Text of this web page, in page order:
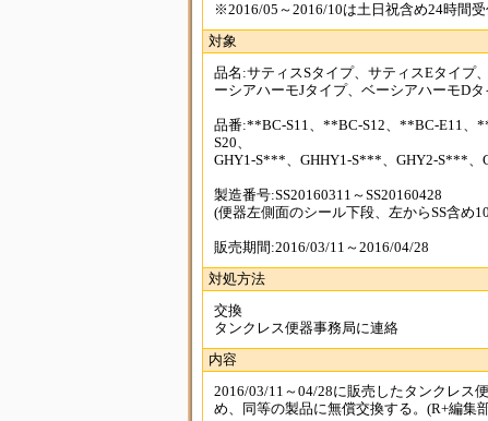
※2016/05～2016/10は土日祝含め24時間受
対象
品名:サティスSタイプ、サティスEタイプ
ーシアハーモJタイプ、ベーシアハーモDタ
品番:**BC-S11、**BC-S12、**BC-E11、
S20、
GHY1-S***、GHHY1-S***、GHY2-S***
製造番号:SS20160311～SS20160428
(便器左側面のシール下段、左からSS含め
販売期間:2016/03/11～2016/04/28
対処方法
交換
タンクレス便器事務局に連絡
内容
2016/03/11～04/28に販売したタンクレス
め、同等の製品に無償交換する。(R+編集